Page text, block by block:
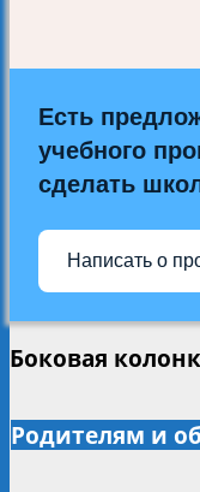
Есть
учебного
сделать
Написать о
Боковая
Родителям и